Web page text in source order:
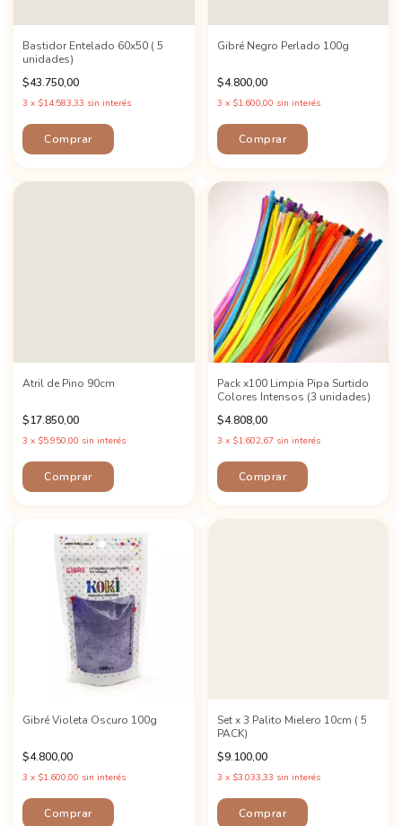
Bastidor Entelado 60x50 ( 5
unidades)
$43.750,00
3 x $14.583,33 sin interés
Gibré Negro Perlado 100g
$4.800,00
3 x $1.600,00 sin interés
Atril de Pino 90cm
$17.850,00
3 x $5.950,00 sin interés
Pack x100 Limpia Pipa Surtido
Colores Intensos (3 unidades)
$4.808,00
3 x $1.602,67 sin interés
Gibré Violeta Oscuro 100g
$4.800,00
3 x $1.600,00 sin interés
Set x 3 Palito Mielero 10cm ( 5
PACK)
$9.100,00
3 x $3.033,33 sin interés